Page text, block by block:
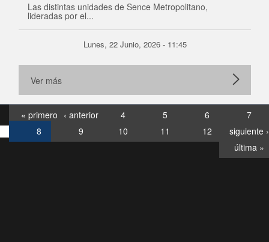
Las distintas unidades de Sence Metropolitano,
lideradas por el...
Lunes, 22 Junio, 2026 - 11:45
Ver más
« primero ‹ anterior 4 5 6
7
8
9 10 11 12
siguiente ›
última »